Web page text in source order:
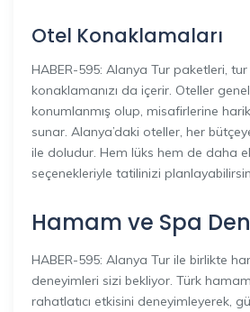
Otel Konaklamaları
HABER-595: Alanya Tur paketleri,
konaklamanızı da içerir. Oteller
konumlanmış olup, misafirlerine
sunar. Alanya’daki oteller, her
ile doludur. Hem lüks hem de daha
seçenekleriyle tatilinizi
Hamam ve Spa
HABER-595: Alanya Tur ile birlikte
deneyimleri sizi bekliyor. Türk
rahatlatıcı etkisini deneyimleyerek,